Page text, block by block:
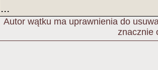
...
Autor wątku ma uprawnienia do
znacznie